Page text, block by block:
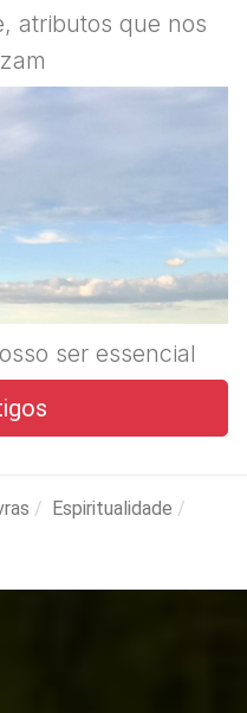
atributos que nos
ser essencial
Espiritualidade